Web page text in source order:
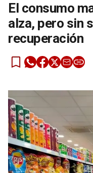
El consumo
alza, pero sin
recuperación